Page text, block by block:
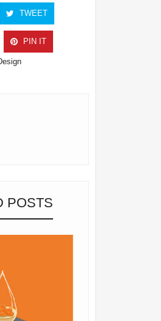
TWEET
PIN IT
POSTS